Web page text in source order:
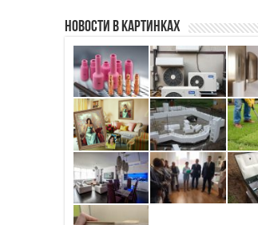
Новости в картинках